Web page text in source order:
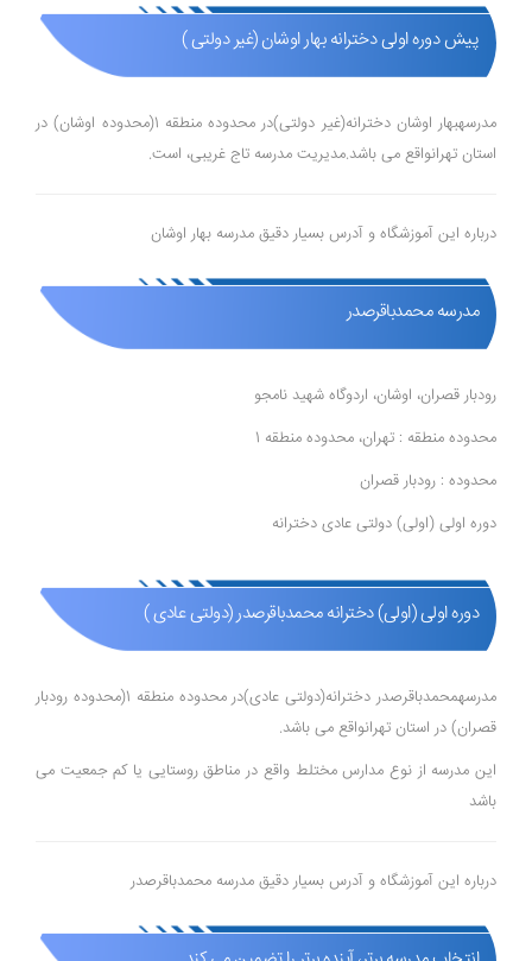
پیش دوره اولی دخترانه بهار اوشان (غیر دولتی )
مدرسهبهار اوشان دخترانه(غیر دولتی)در محدوده منطقه 1(محدوده اوشان) در
استان تهرانواقع می باشد.مدیریت مدرسه تاج غریبی، است.
درباره این آموزشگاه و آدرس بسیار دقیق مدرسه بهار اوشان
مدرسه محمدباقرصدر
رودبار قصران، اوشان، اردوگاه شهید نامجو
محدوده منطقه : تهران، محدوده منطقه 1
محدوده : رودبار قصران
دوره اولی (اولی) دولتی عادی دخترانه
دوره اولی (اولی) دخترانه محمدباقرصدر (دولتی عادی )
مدرسهمحمدباقرصدر دخترانه(دولتی عادی)در محدوده منطقه 1(محدوده رودبار
قصران) در استان تهرانواقع می باشد.
این مدرسه از نوع مدارس مختلط واقع در مناطق روستایی یا کم جمعیت می
باشد
درباره این آموزشگاه و آدرس بسیار دقیق مدرسه محمدباقرصدر